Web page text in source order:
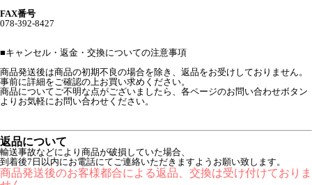
FAX番号
078-392-8427
■キャンセル・返金・交換についての注意事項
商品発送後は商品の初期不良の場合を除き、返品をお受けしておりません。
事前に詳細をご確認の上お買い求めください。
商品についてご不明な点がございましたら、各ページのお問い合わせボタン
よりお気軽にお問い合わせください。
返品について
輸送事故などにより商品が破損していた場合、
到着後7日以内にお電話にてご連絡いただきますようお願い致します。
商品発送後のお客様都合による返品、交換は受け付けておりま